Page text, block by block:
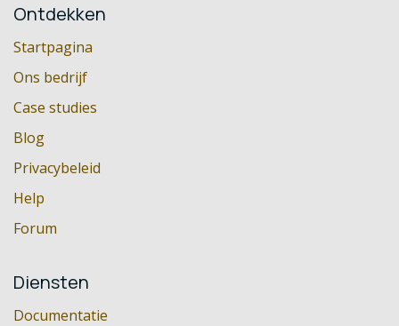
Ontdekken
Startpagina
Ons bedrijf
Case studies
Blog
Privacybeleid
Help
Forum
Diensten
Documentatie